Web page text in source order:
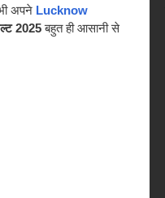
अपने Lucknow
2025बहुत ही आसानी से